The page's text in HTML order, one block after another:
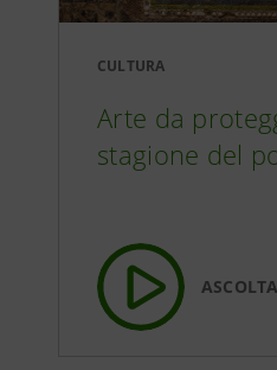
CULTURA
Arte da
stagione del
ASCOLTA